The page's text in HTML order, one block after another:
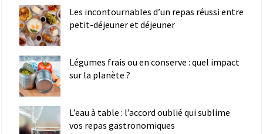
Les incontournables d’un repas réussi entre
petit-déjeuner et déjeuner
Légumes frais ou en conserve : quel impact
sur la planète ?
L’eau à table : l’accord oublié qui sublime
vos repas gastronomiques